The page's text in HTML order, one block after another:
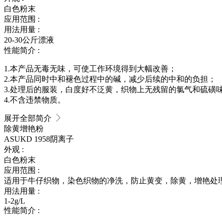
白色粉末
应用范围 :
用法用量 :
20-30公斤漂液
性能简介 :
1.本产品无毒无味，可使工作环境得到大幅改善；
2.本产品同时中和褪色过程中的碱，减少后续的中和的负担；
3.处理后的服装，白度好不泛黄，织物上无残留的氯气和硫磺
4.不含违禁物质。
展开全部简介
除黄增艳粉
ASUKD 1958阴离子
外观 :
白色粉末
应用范围 :
适用于牛仔织物，染色织物的净洗，防止黄变，除黄，增艳处
用法用量 :
1-2g/L
性能简介 :